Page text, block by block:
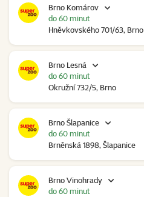
Brno Komárov
Hněvkovského 701/63,
do 60 minut
Brno Lesná
Okružní 732/5, Brno
do 60 minut
Brno Šlapanice
Brněnská 1898, Šlapanice
do 60 minut
Brno Vinohrady
do 60 minut